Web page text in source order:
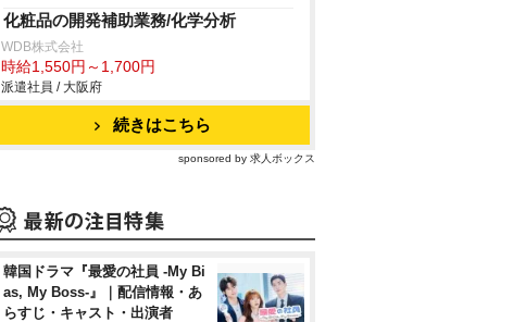
化粧品の開発補助業務/化学分析
WDB株式会社
時給1,550円～1,700円
派遣社員 / 大阪府
続きはこちら
sponsored by 求人ボックス
韓国ドラマ『最愛の社員 -My Bi
as, My Boss-』｜配信情報・あ
らすじ・キャスト・出演者